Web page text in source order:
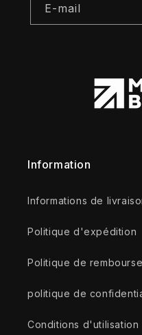
E-mail
Information
Informations de
Politique d'expédition
Politique de
politique de
Conditions d'utilisation